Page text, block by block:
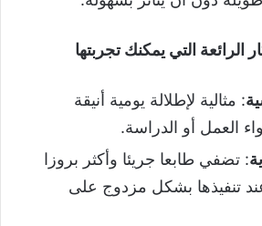
الرائعة التي يمكنك تجربتها
: مثالية لإطلالة يومية أنيقة
العمل أو الدراسة.
: تضفي طابعا جريئا وأكثر بروزا
تنفيذها بشكل مزدوج على